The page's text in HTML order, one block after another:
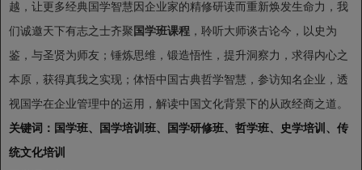
越，让更多经典国学智慧因企业家的精修研读而重新焕发生命力，我
们诚邀天下有志之士齐聚 国学班课程 ，聆听大师谈古论今，以史为
鉴，与圣贤为师友；锤炼思维，锻造悟性，提升洞察力，求得内心之
本原，获得真我之实现；体悟中国古典哲学智慧，参访知名企业，透
视国学在企业管理中的运用，解读中国文化背景下的从政经商之道。
关键词：国学班、国学培训班、国学研修班、哲学班、史学培训、传
统文化培训